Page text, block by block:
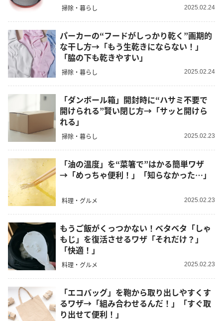
掃除・暮らし 2025.02.24
パーカーの“フードがしっかり乾く”画期的
な干し方→「もう生乾きにならない！」
「脇の下も乾きやすい」
掃除・暮らし 2025.02.24
「ダンボール箱」開封時に“ハサミ不要で
開けられる”賢い閉じ方→「サッと開けら
れる」
掃除・暮らし 2025.02.23
「油の温度」を“菜箸で”はかる簡単ワザ
→「めっちゃ便利！」「知らなかった…」
料理・グルメ 2025.02.23
もうご飯がくっつかない！ベタベタ「しゃ
もじ」を復活させるワザ「それだけ？」
「快適！」
料理・グルメ 2025.02.23
「エコバッグ」を鞄から取り出しやすくす
るワザ→「組み合わせるんだ！」「すぐ取
り出せて便利！」